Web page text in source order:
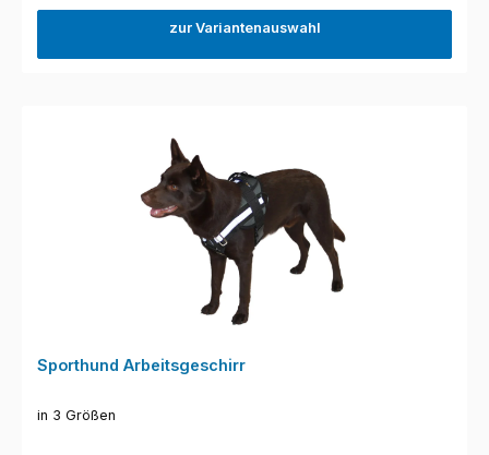
zur Variantenauswahl
Sporthund Arbeitsgeschirr
in 3 Größen